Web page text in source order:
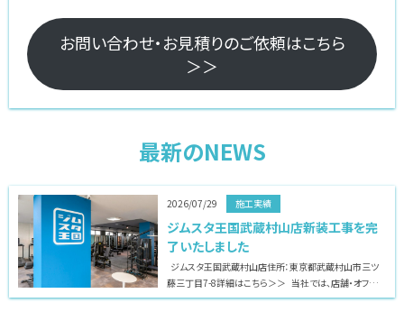
お問い合わせ・お見積りのご依頼はこちら
＞＞
最新のNEWS
2026/07/29 施工実績
ジムスタ王国武蔵村山店新装工事を完
了いたしました
ジムスタ王国武蔵村山店住所：東京都武蔵村山市三ツ
藤三丁目7-8詳細はこちら＞＞ 当社では、店舗・オフィス
の内装デザイン、施工までワンストップで対応致します